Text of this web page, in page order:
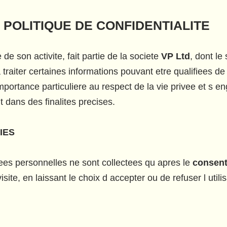
DE CONFIDENTIALITE
son activite, fait partie de la societe VP Ltd , dont le
certaines informations pouvant etre qualifiees de
particuliere au respect de la vie privee et s
dans des finalites precises.
personnelles ne sont collectees qu apres le
en laissant le choix d accepter ou de refuser l